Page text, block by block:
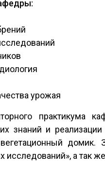
урожая
практикума
знаний и
исследований», а так